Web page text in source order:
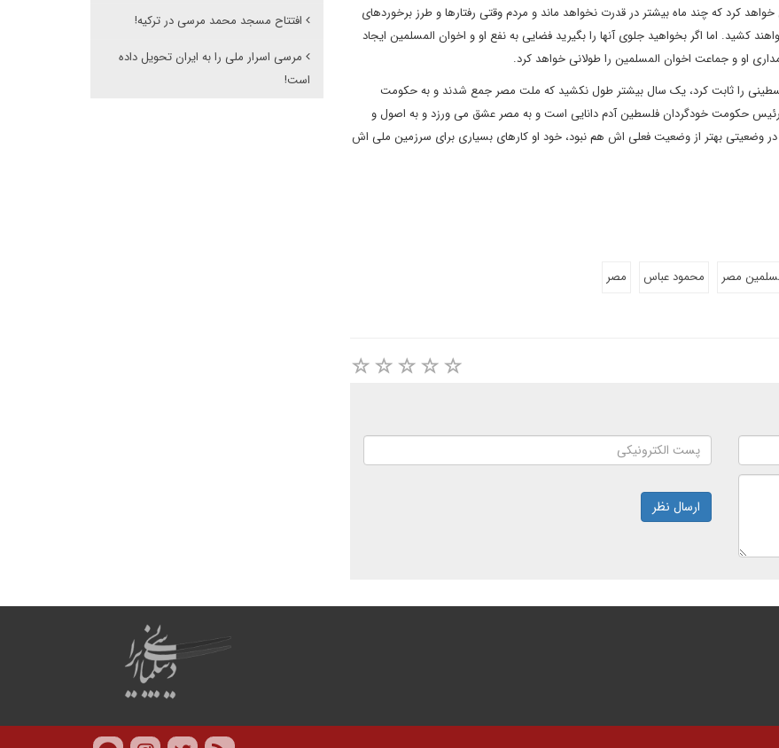
کرد که چند ماه بیشتر در قدرت نخواهد ماند و مردم وقتی رفتارها و طرز برخوردهای
کشید. اما اگر بخواهید جلوی آنها را بگیرید فضایی به نفع او و اخوان المسلمین ایجاد
او و جماعت اخوان المسلمین را طولانی خواهد کرد.
را ثابت کرد، یک سال بیشتر طول نکشید که ملت مصر جمع شدند و به حکومت
رئیس حکومت خودگردان فلسطین آدم دانایی است و به مصر عشق می ورزد و به اصول و
وضعیتی بهتر از وضعیت فعلی اش هم نبود، خود او کارهای بسیاری برای سرزمین ملی اش
مصر محمود عباس مصر
ارسال نظر
افتتاح مسجد محمد مرسی در ترکیه!
مرسی اسرار ملی را به ایران تحویل ‌داده
است!